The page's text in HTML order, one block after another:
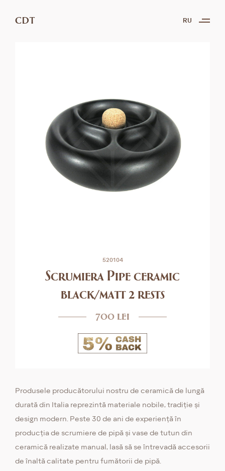
CDT RU
520104
Scrumiera Pipe ceramic
black/matt 2 rests
700 lei
Produsele producătorului nostru de ceramică de lungă
durată din Italia reprezintă materiale nobile, tradiție și
design modern. Peste 30 de ani de experiență în
producția de scrumiere de pipă și vase de tutun din
ceramică realizate manual, lasă să se întrevadă accesorii
de înaltă calitate pentru fumătorii de pipă.